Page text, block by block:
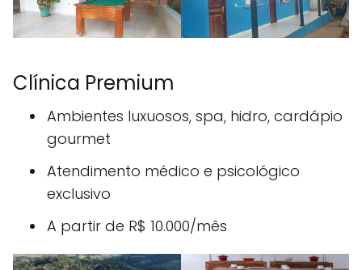
Clínica Premium
Ambientes luxuosos, spa, hidro, cardápio
gourmet
Atendimento médico e psicológico
exclusivo
A partir de R$ 10.000/mês